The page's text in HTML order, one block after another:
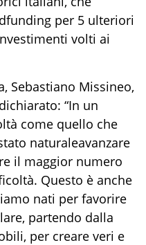
per 5 ulteriori
volti ai
Sebastiano Missineo,
“In un
come quello che
naturaleavanzare
il maggior numero
Questo è anche
nati per favorire
partendo dalla
per creare veri e